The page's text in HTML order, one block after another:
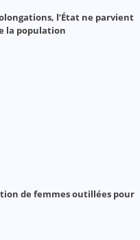
l’État ne parvient
la population
de femmes outillées pour